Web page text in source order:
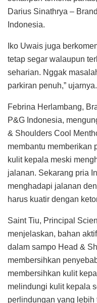
Darius Sinathrya –
Indonesia.
Iko Uwais juga
tetap segar walaupun
seharian. Nggak
parkiran penuh,” ujarnya.
Febrina Herlambang,
P&G Indonesia,
& Shoulders Cool
membantu memberikan
kulit kepala meski
jalanan. Sekarang pria
menghadapi jalanan
harus kuatir dengan
Saint Tiu, Principal
menjelaskan, bahan
dalam sampo Head &
membersihkan
membersihkan kulit
melindungi kulit kepala
perlindungan yang lebih